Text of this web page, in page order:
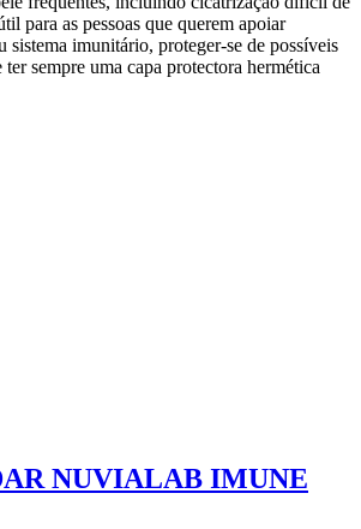
para as pessoas que querem apoiar
sistema imunitário, proteger-se de possíveis
sempre uma capa protectora hermética
NUVIALAB IMUNE